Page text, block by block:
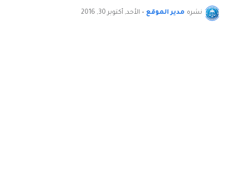
نشره مدير الموقع • الأحد, أكتوبر 30, 2016